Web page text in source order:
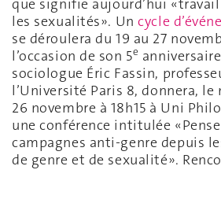
les sexualités». Uncycle
se déroulera du 19 au 27
l’occasion de son 5e
sociologue Éric Fassin,
l’Université Paris 8, donnera, le
26 novembre à 18h15 à Uni
une conférence intitulée
campagnes anti-genre depuis
de genre et de sexualité».